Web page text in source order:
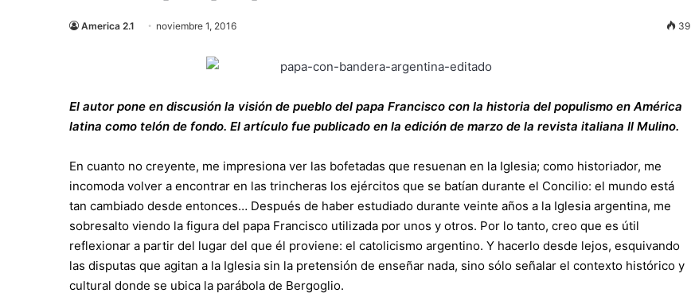
America 2.1 noviembre 1, 2016 39
El autor pone en discusión la visión de pueblo del papa Francisco con la historia del populismo en América
latina como telón de fondo. El artículo fue publicado en la edición de marzo de la revista italiana Il Mulino.
En cuanto no creyente, me impresiona ver las bofetadas que resuenan en la Iglesia; como historiador, me
incomoda volver a encontrar en las trincheras los ejércitos que se batían durante el Concilio: el mundo está
tan cambiado desde entonces… Después de haber estudiado durante veinte años a la Iglesia argentina, me
sobresalto viendo la figura del papa Francisco utilizada por unos y otros. Por lo tanto, creo que es útil
reflexionar a partir del lugar del que él proviene: el catolicismo argentino. Y hacerlo desde lejos, esquivando
las disputas que agitan a la Iglesia sin la pretensión de enseñar nada, sino sólo señalar el contexto histórico y
cultural donde se ubica la parábola de Bergoglio.